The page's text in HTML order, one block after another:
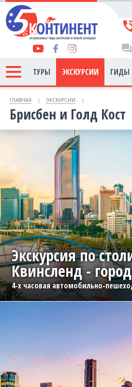
forum
ТУРЫ ЭКСКУРСИИ ГИДЫ
ГЛАВНАЯ ЭКСКУРСИИ
Брисбен и Голд Кост
Экскурсия по
Квинсленд -
4-х часовая автомобильно-